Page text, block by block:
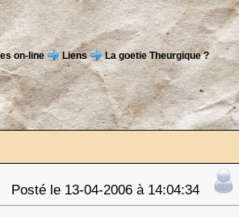
on-line Liens La goetie Theurgique ?
Posté le 13-04-2006 à 14:04:34